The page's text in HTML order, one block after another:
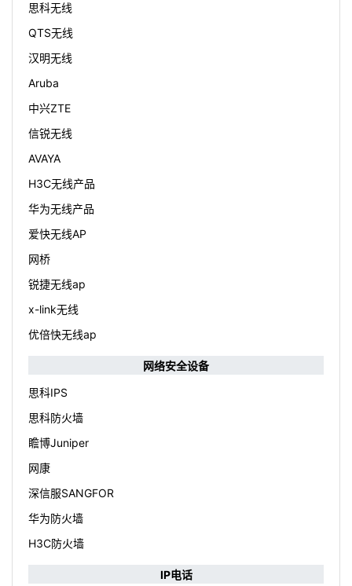
思科无线
QTS无线
汉明无线
Aruba
中兴ZTE
信锐无线
AVAYA
H3C无线产品
华为无线产品
爱快无线AP
网桥
锐捷无线ap
x-link无线
优倍快无线ap
网络安全设备
思科IPS
思科防火墙
瞻博Juniper
网康
深信服SANGFOR
华为防火墙
H3C防火墙
IP电话